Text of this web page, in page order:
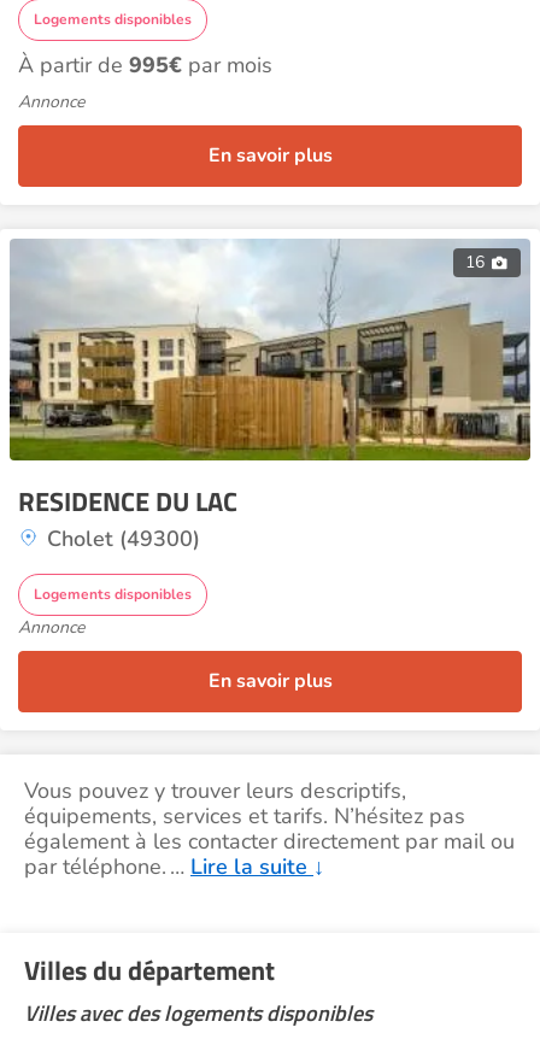
Logements disponibles
À partir de 995€ par mois
Annonce
En savoir plus
16
RESIDENCE DU LAC
Cholet (49300)
Logements disponibles
Annonce
En savoir plus
Vous pouvez y trouver leurs descriptifs,
équipements, services et tarifs. N’hésitez pas
également à les contacter directement par mail ou
par téléphone. … Lire la suite ↓
Villes du département
Villes avec des logements disponibles